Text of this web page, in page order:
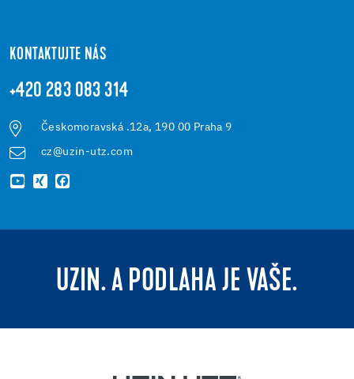
KONTAKTUJTE NÁS
+420 283 083 314
Českomoravská .12a, 190 00 Praha 9
cz@uzin-utz.com
UZIN. A PODLAHA JE VAŠE.